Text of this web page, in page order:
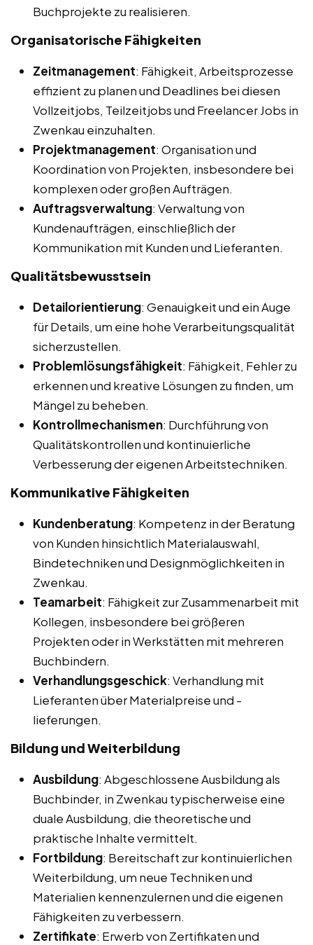
Buchprojekte zu realisieren.
Organisatorische Fähigkeiten
Zeitmanagement: Fähigkeit, Arbeitsprozesse
effizient zu planen und Deadlines bei diesen
Vollzeitjobs, Teilzeitjobs und Freelancer Jobs in
Zwenkau einzuhalten.
Projektmanagement: Organisation und
Koordination von Projekten, insbesondere bei
komplexen oder großen Aufträgen.
Auftragsverwaltung: Verwaltung von
Kundenaufträgen, einschließlich der
Kommunikation mit Kunden und Lieferanten.
Qualitätsbewusstsein
Detailorientierung: Genauigkeit und ein Auge
für Details, um eine hohe Verarbeitungsqualität
sicherzustellen.
Problemlösungsfähigkeit: Fähigkeit, Fehler zu
erkennen und kreative Lösungen zu finden, um
Mängel zu beheben.
Kontrollmechanismen: Durchführung von
Qualitätskontrollen und kontinuierliche
Verbesserung der eigenen Arbeitstechniken.
Kommunikative Fähigkeiten
Kundenberatung: Kompetenz in der Beratung
von Kunden hinsichtlich Materialauswahl,
Bindetechniken und Designmöglichkeiten in
Zwenkau.
Teamarbeit: Fähigkeit zur Zusammenarbeit mit
Kollegen, insbesondere bei größeren
Projekten oder in Werkstätten mit mehreren
Buchbindern.
Verhandlungsgeschick: Verhandlung mit
Lieferanten über Materialpreise und -
lieferungen.
Bildung und Weiterbildung
Ausbildung: Abgeschlossene Ausbildung als
Buchbinder, in Zwenkau typischerweise eine
duale Ausbildung, die theoretische und
praktische Inhalte vermittelt.
Fortbildung: Bereitschaft zur kontinuierlichen
Weiterbildung, um neue Techniken und
Materialien kennenzulernen und die eigenen
Fähigkeiten zu verbessern.
Zertifikate: Erwerb von Zertifikaten und